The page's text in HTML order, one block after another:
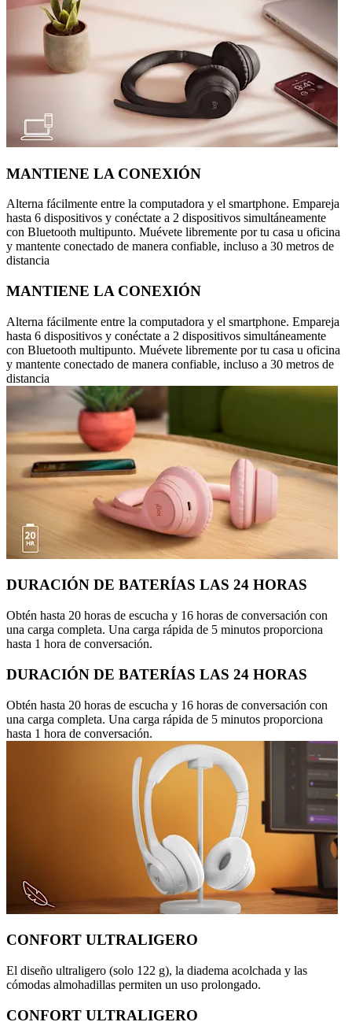
MANTIENE LA CONEXIÓN
Alterna fácilmente entre la computadora y el smartphone. Empareja
hasta 6 dispositivos y conéctate a 2 dispositivos simultáneamente
con Bluetooth multipunto. Muévete libremente por tu casa u oficina
y mantente conectado de manera confiable, incluso a 30 metros de
distancia
MANTIENE LA CONEXIÓN
Alterna fácilmente entre la computadora y el smartphone. Empareja
hasta 6 dispositivos y conéctate a 2 dispositivos simultáneamente
con Bluetooth multipunto. Muévete libremente por tu casa u oficina
y mantente conectado de manera confiable, incluso a 30 metros de
distancia
DURACIÓN DE BATERÍAS LAS 24 HORAS
Obtén hasta 20 horas de escucha y 16 horas de conversación con
una carga completa. Una carga rápida de 5 minutos proporciona
hasta 1 hora de conversación.
DURACIÓN DE BATERÍAS LAS 24 HORAS
Obtén hasta 20 horas de escucha y 16 horas de conversación con
una carga completa. Una carga rápida de 5 minutos proporciona
hasta 1 hora de conversación.
CONFORT ULTRALIGERO
El diseño ultraligero (solo 122 g), la diadema acolchada y las
cómodas almohadillas permiten un uso prolongado.
CONFORT ULTRALIGERO